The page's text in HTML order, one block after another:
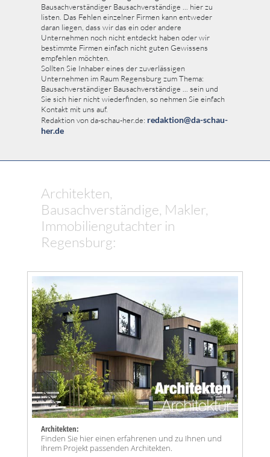
Bausachverständiger Bausachverständige ... hier zu
listen. Das Fehlen einzelner Firmen kann entweder
daran liegen, dass wir das ein oder andere
Unternehmen noch nicht entdeckt haben oder wir
bestimmte Firmen einfach nicht guten Gewissens
empfehlen möchten.
Sollten Sie Inhaber eines der zuverlässigen
Unternehmen im Raum Regensburg zum Thema:
Bausachverständiger Bausachverständige ... sein und
Sie sich hier nicht wiederfinden, so nehmen Sie einfach
Kontakt mit uns auf.
Redaktion von da-schau-her.de: redaktion@da-schau-
her.de
Architekten,
Bausachverständige, Makler,
Immobiliengutachter in
Regensburg:
Architekten:
Finden Sie hier einen erfahrenen und zu Ihnen und
Ihrem Projekt passenden Architekten.